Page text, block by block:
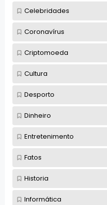
Celebridades
Coronavírus
Criptomoeda
Cultura
Desporto
Dinheiro
Entretenimento
Fatos
Historia
Informática